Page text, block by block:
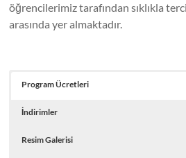
öğrencilerimiz tarafından sıklıkla
arasında yer almaktadır.
Program Ücretleri
İndirimler
Resim Galerisi